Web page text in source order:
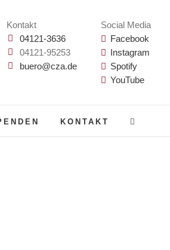
Kontakt
04121-3636
04121-95253
buero@cza.de
Social Media
Facebook
Instagram
Spotify
YouTube
KONTAKT